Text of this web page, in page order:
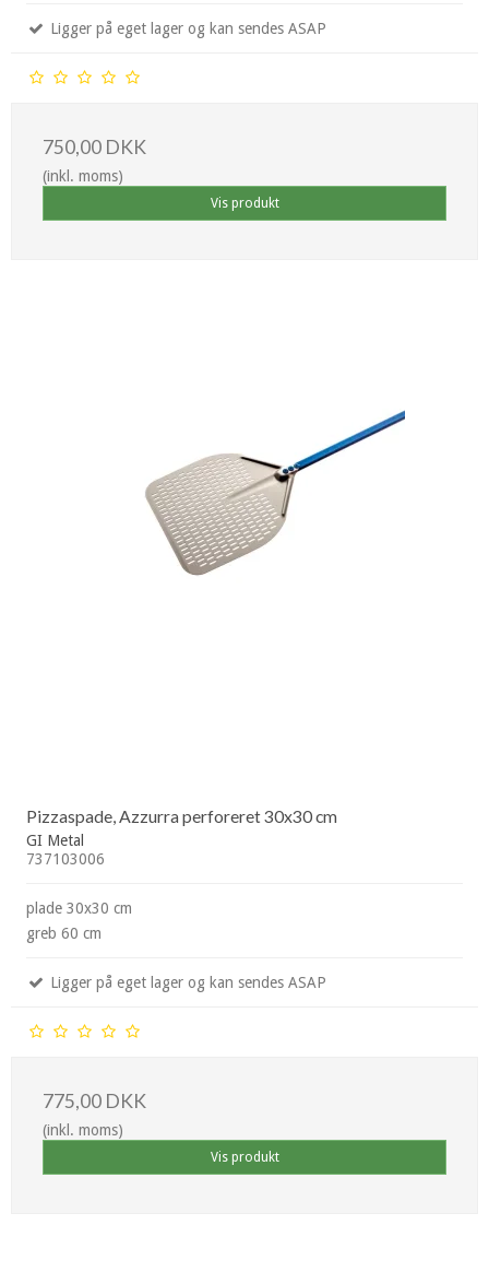
Ligger på eget lager og kan sendes ASAP
750,00 DKK
(inkl. moms)
Vis produkt
Pizzaspade, Azzurra perforeret 30x30 cm
GI Metal
737103006
plade 30x30 cm
greb 60 cm
Ligger på eget lager og kan sendes ASAP
775,00 DKK
(inkl. moms)
Vis produkt